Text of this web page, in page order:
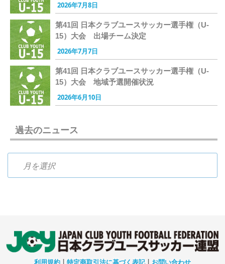
2026年7月8日
第41回 日本クラブユースサッカー選手権（U-
15）大会 出場チーム決定
2026年7月7日
第41回 日本クラブユースサッカー選手権（U-
15）大会 地域予選開催状況
2026年6月10日
過去のニュース
過去のニュース
利用規約 | 特定商取引法に基づく表記| お問い合わせ